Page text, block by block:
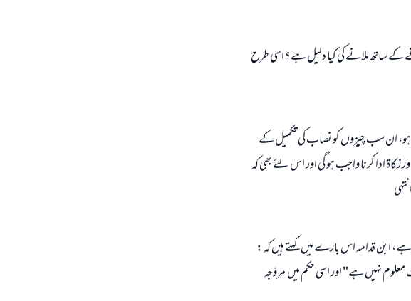
کے ساتھ ملانے کی کیا دلیل ہے؟ اسی طرح
ہو، ان سب چیزوں کو نصاب کی تکمیل کے
ادا کرنا واجب ہو گی اور اس لئے بھی کہ
ابن قدامہ اس بارے میں کہتے ہیں کہ :
نہیں ہے" اور اسی حکم میں مروّجہ